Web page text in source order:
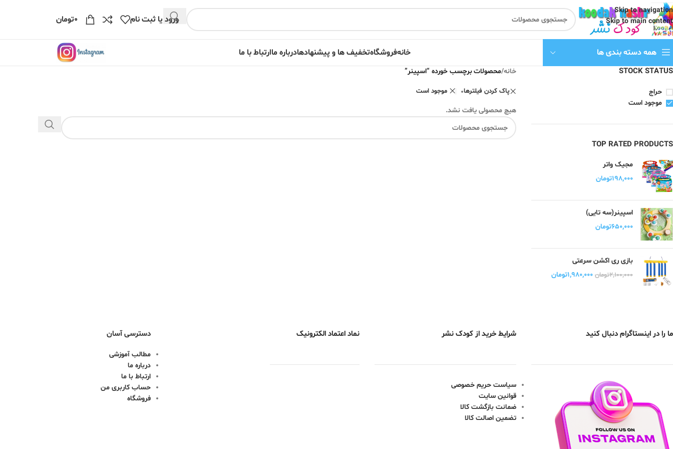
Skip to navigation
Skip to main content
ورود یا ثبت نام ۰تومان
همه دسته بندی ها خانهفروشگاهتخفیف ها و پیشنهادهادرباره ماارتباط با ما
STOCK STATUS
حراج
موجود است
TOP RATED PRODUCTS
مجیک واتر
۱۹۸,۰۰۰تومان
اسپینر(سه تایی)
۶۵۰,۰۰۰تومان
بازی ری اکشن سرعتی
۲,۱۰۰,۰۰۰تومان ۱,۹۸۰,۰۰۰تومان
خانه/محصولات برچسب خورده “اسپینر”
پاک کردن فیلترها موجود است
هیچ محصولی یافت نشد.
ما را در اینستاگرام دنبال کنید شرایط خرید از کودک نشر
سیاست حریم خصوصی
قوانین سایت
ضمانت بازگشت کالا
تضمین اصالت کالا
نماد اعتماد الکترونیک دسترسی آسان
مطالب آموزشی
درباره ما
ارتباط با ما
حساب کاربری من
فروشگاه